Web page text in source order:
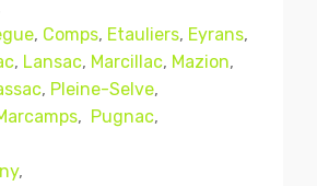
, Comps, Etauliers, Eyrans,
, Lansac, Marcillac, Mazion,
, Pleine-Selve,
, Pugnac,
,